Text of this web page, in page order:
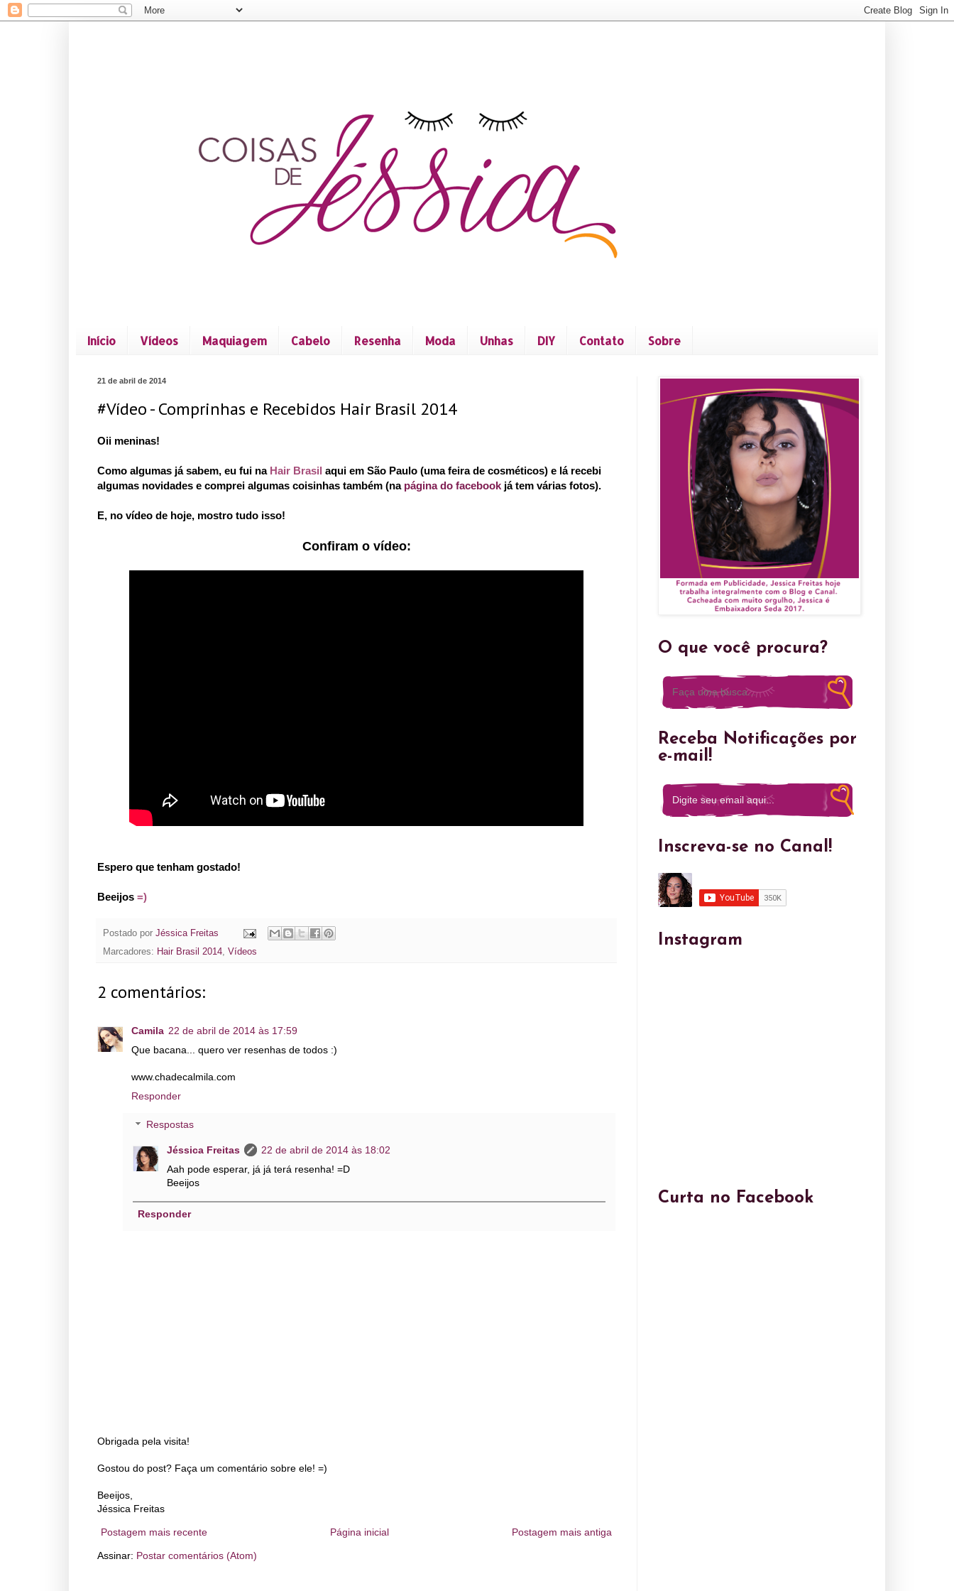
Início Vídeos Maquiagem Cabelo Resenha Moda Unhas DIY Contato Sobre
21 de abril de 2014
#Vídeo - Comprinhas e Recebidos Hair Brasil 2014
Oii meninas!
Como algumas já sabem, eu fui na Hair Brasil aqui em São Paulo (uma feira de cosméticos) e lá recebi
algumas novidades e comprei algumas coisinhas também (na página do facebook já tem várias fotos).
E, no vídeo de hoje, mostro tudo isso!
Confiram o vídeo:
Espero que tenham gostado!
Beeijos =)
Postado por Jéssica Freitas
Marcadores: Hair Brasil 2014, Vídeos
2 comentários:
Camila 22 de abril de 2014 às 17:59
Que bacana... quero ver resenhas de todos :)
www.chadecalmila.com
Responder
Respostas
Jéssica Freitas
22 de abril de 2014 às 18:02
Aah pode esperar, já já terá resenha! =D
Beeijos
Responder
Obrigada pela visita!
Gostou do post? Faça um comentário sobre ele! =)
Beeijos,
Jéssica Freitas
Postagem mais recente Postagem mais antiga
Página inicial
Assinar: Postar comentários (Atom)
O que você procura?
Receba Notificações por
e-mail!
Inscreva-se no Canal!
Instagram
Curta no Facebook